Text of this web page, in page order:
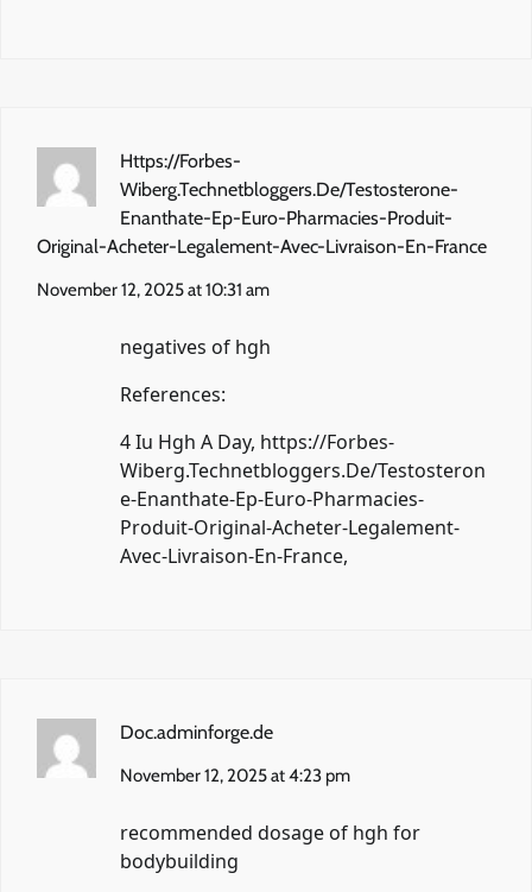
Https://Forbes-
Wiberg.Technetbloggers.De/Testosterone-
Enanthate-Ep-Euro-Pharmacies-Produit-
Original-Acheter-Legalement-Avec-Livraison-En-France
November 12, 2025 at 10:31 am
negatives of hgh
References:
4 Iu Hgh A Day, https://Forbes-
Wiberg.Technetbloggers.De/Testosteron
e-Enanthate-Ep-Euro-Pharmacies-
Produit-Original-Acheter-Legalement-
Avec-Livraison-En-France,
Doc.adminforge.de
November 12, 2025 at 4:23 pm
recommended dosage of hgh for
bodybuilding